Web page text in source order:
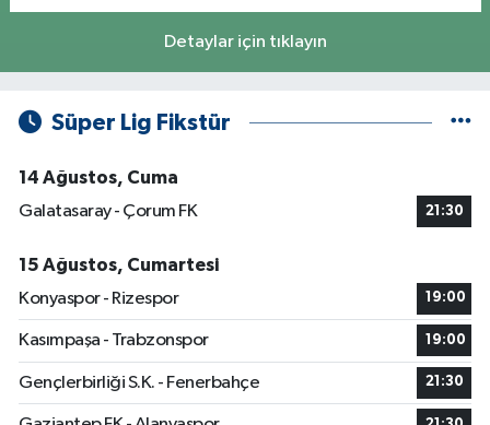
Detaylar için tıklayın
Süper Lig Fikstür
14 Ağustos, Cuma
Galatasaray - Çorum FK
21:30
15 Ağustos, Cumartesi
Konyaspor - Rizespor
19:00
Kasımpaşa - Trabzonspor 19:00
Gençlerbirliği S.K. - Fenerbahçe 21:30